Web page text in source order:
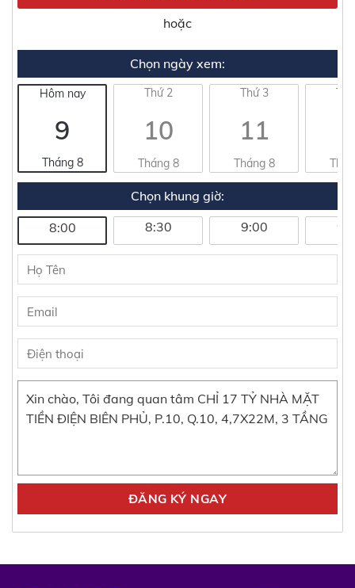
hoặc
Chọn ngày xem:
Hôm nay
9
Tháng 8
Thứ 2
10
Tháng 8
Thứ 3
11
Tháng 8
Chọn khung giờ:
8:00
8:30 9:00